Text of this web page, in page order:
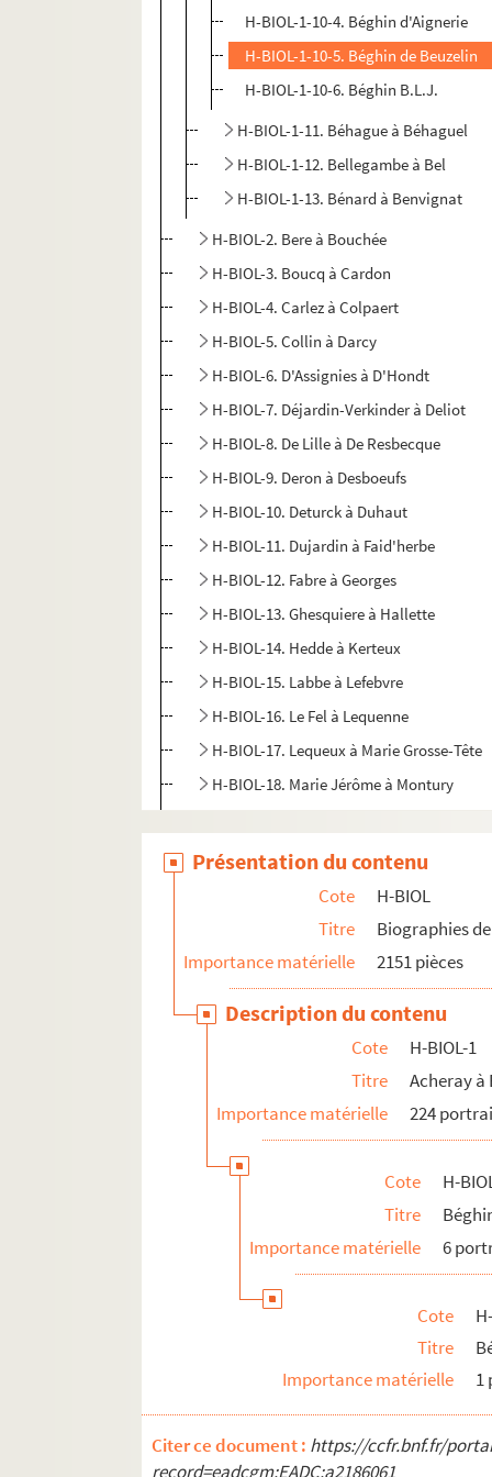
H-BIOL-1-10-4. Béghin d'Aignerie
H-BIOL-1-10-5. Béghin de Beuzelin
H-BIOL-1-10-6. Béghin B.L.J.
H-BIOL-1-11. Béhague à Béhaguel
H-BIOL-1-12. Bellegambe à Bel
H-BIOL-1-13. Bénard à Benvignat
H-BIOL-2. Bere à Bouchée
H-BIOL-3. Boucq à Cardon
H-BIOL-4. Carlez à Colpaert
H-BIOL-5. Collin à Darcy
H-BIOL-6. D'Assignies à D'Hondt
H-BIOL-7. Déjardin-Verkinder à Deliot
H-BIOL-8. De Lille à De Resbecque
H-BIOL-9. Deron à Desboeufs
H-BIOL-10. Deturck à Duhaut
H-BIOL-11. Dujardin à Faid'herbe
H-BIOL-12. Fabre à Georges
H-BIOL-13. Ghesquiere à Hallette
H-BIOL-14. Hedde à Kerteux
H-BIOL-15. Labbe à Lefebvre
H-BIOL-16. Le Fel à Lequenne
H-BIOL-17. Lequeux à Marie Grosse-Tête
H-BIOL-18. Marie Jérôme à Montury
H-BIOL-20. Parrayon à Puvrez
H-BIOL-21. Quartelette à Salembier
H-BIOL-22. Sacqueleu à Sylvius
H-BIOL-23. Taviel à Vanderhaegen
H-BIOL-24. Van de Weghe à Zimmerman
Présentation du contenu
Cote
H-BIOL
Titre
Biographies
Importance matérielle
2151 pièces
Description du contenu
Cote
H-BIOL-1
Titre
Acheray
Importance matérielle
224
Cote
H-
Titre
Importance matérielle
6
Cote
Titre
Importance matérielle
1
Citer ce document : https://ccfr.bnf.fr/
record=eadcgm:EADC:a2186061